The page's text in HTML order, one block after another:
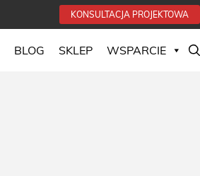
KONSULTACJA PROJEKTOWA
BLOG SKLEP WSPARCIE